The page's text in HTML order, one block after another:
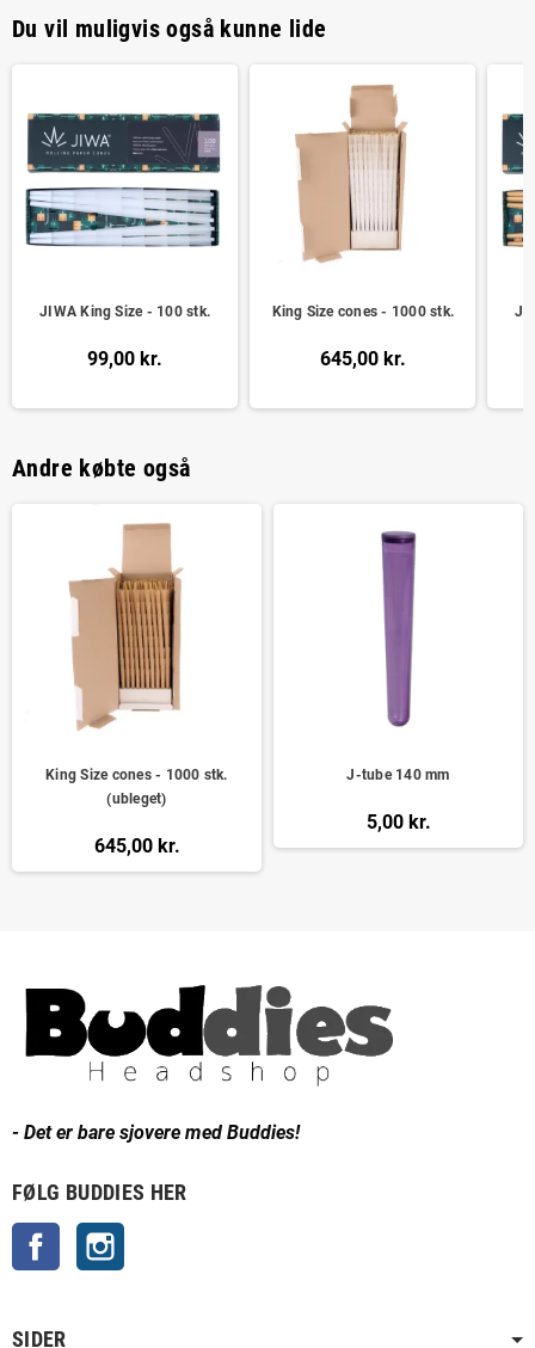
Du vil muligvis også kunne lide
JIWA King Size - 100 stk.
99,00 kr.
King Size cones - 1000 stk.
645,00 kr.
Andre købte også
King Size cones - 1000 stk.
(ubleget)
645,00 kr.
J-tube 140 mm
5,00 kr.
- Det er bare sjovere med Buddies!
FØLG BUDDIES HER
Facebook
SIDER